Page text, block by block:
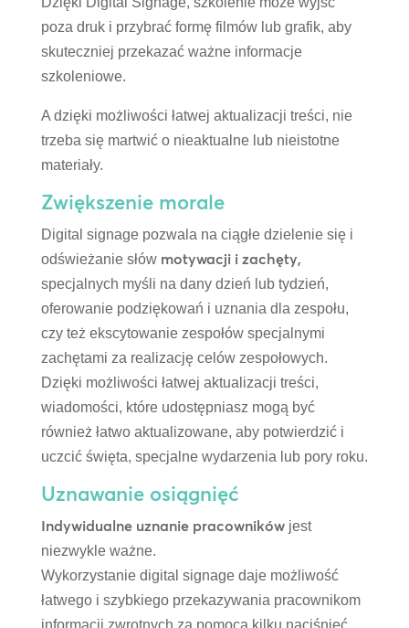
poza druk i przybrać formę filmów lub grafik, aby
skuteczniej przekazać ważne informacje
szkoleniowe.
A dzięki możliwości łatwej aktualizacji treści, nie
trzeba się martwić o nieaktualne lub nieistotne
materiały.
Zwiększenie morale
Digital signage pozwala na ciągłe dzielenie się i
odświeżanie słów motywacji i zachęty,
specjalnych myśli na dany dzień lub tydzień,
oferowanie podziękowań i uznania dla zespołu,
czy też ekscytowanie zespołów specjalnymi
zachętami za realizację celów zespołowych.
Dzięki możliwości łatwej aktualizacji treści,
wiadomości, które udostępniasz mogą być
również łatwo aktualizowane, aby potwierdzić i
uczcić święta, specjalne wydarzenia lub pory roku.
Uznawanie osiągnięć
Indywidualne uznanie pracownikówjest
niezwykle ważne.
Wykorzystanie digital signage daje możliwość
łatwego i szybkiego przekazywania pracownikom
informacji zwrotnych za pomocą kilku naciśnięć